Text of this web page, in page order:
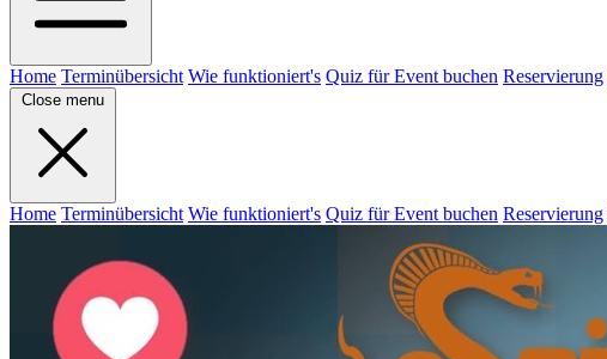
Home Terminübersicht Wie funktioniert's Quiz für Event buchen Reservierung
Close menu
Home Terminübersicht Wie funktioniert's Quiz für Event buchen Reservierung